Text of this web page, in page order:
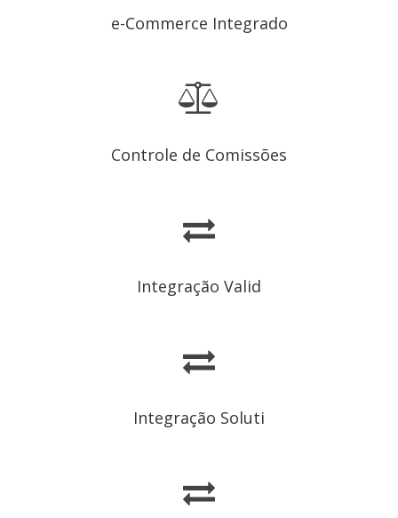
e-Commerce Integrado
Controle de Comissões
Integração Valid
Integração Soluti